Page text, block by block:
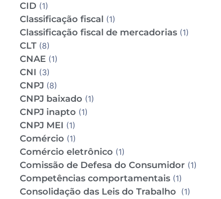
CID (1)
Classificação fiscal (1)
Classificação fiscal de mercadorias (1)
CLT (8)
CNAE (1)
CNI (3)
CNPJ (8)
CNPJ baixado (1)
CNPJ inapto (1)
CNPJ MEI (1)
Comércio (1)
Comércio eletrônico (1)
Comissão de Defesa do Consumidor (1)
Competências comportamentais (1)
Consolidação das Leis do Trabalho (1)